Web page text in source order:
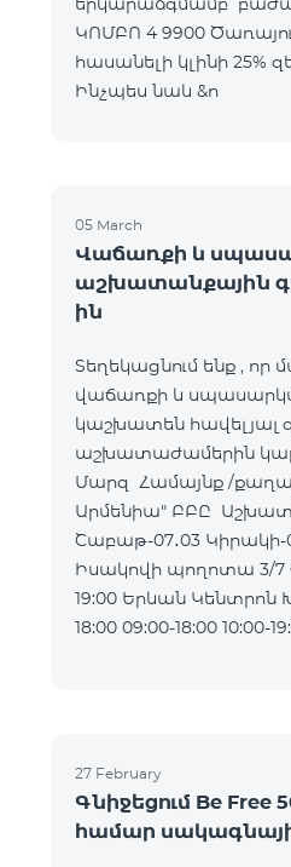
ԿՈՄԲՈ 4 9900
հասանելի կլինի
Ինչպես նաև &n
05 March
Վաճառքի և
աշխատանքային
ին
Տեղեկացնում ենք , որ
վաճառքի և
կաշխատեն հավելյալ
աշխատաժամերին
Մարզ Համայնք /
Արմենիա" ԲԲԸ Աշխատանքային ժամեր Երկ-Ուրբ
Շաբաթ-07․03 Կիրակի-08․03 Երևան
Իսակովի պողոտա 3/7
19:00 Երևան Կենտրոն Խորենացու փողոց 26/26 09:00-
18:00 09:00-18:00 10:00-19:00 Երևան Էրեբունի
27 February
Գնիջեցում Be
համար